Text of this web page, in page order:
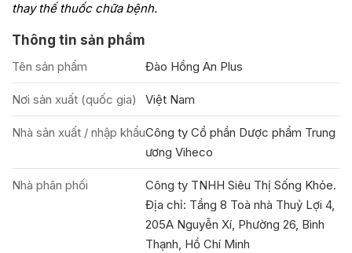
thay thế thuốc chữa bệnh.
Thông tin sản phẩm
Tên sản phẩm Đào Hồng An Plus
Nơi sản xuất (quốc gia) Việt Nam
Nhà sản xuất / nhập khẩuCông ty Cổ phần Dược phẩm Trung
ương Viheco
Nhà phân phối
Công ty TNHH Siêu Thị Sống Khỏe.
Địa chỉ: Tầng 8 Toà nhà Thuỷ Lợi 4,
205A Nguyễn Xí, Phường 26, Bình
Thạnh, Hồ Chí Minh